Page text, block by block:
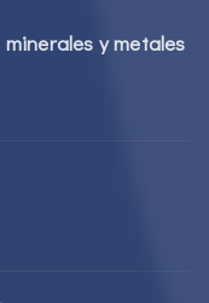
y metales